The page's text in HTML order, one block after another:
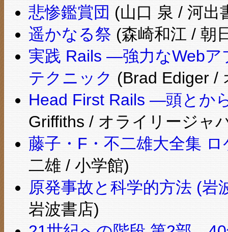
悲惨鑑賞団 (山口 泉 / 河出
遥かなる祭 (森崎和江 / 朝
実践 Rails ―強力なWeb
テクニック (Brad Ediger /
Head First Rails ―頭とか
Griffiths / オライリージャ
藤子・F・不二雄大全集
二雄 / 小学館)
原発事故と科学的方法 (岩
岩波書店)